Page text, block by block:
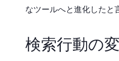
なツールへと進化したと
検索行動の